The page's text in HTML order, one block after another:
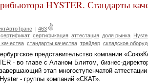
HYSTER. Стандарты
| 463
сертификат сертификация аттестация доля рынка
стандарты качества трейдер складское
представительство компании
- во главе с Аланом Блитом, бизнес-
этап многоступенчатой аттестации
- группы компаний «СКАТ».